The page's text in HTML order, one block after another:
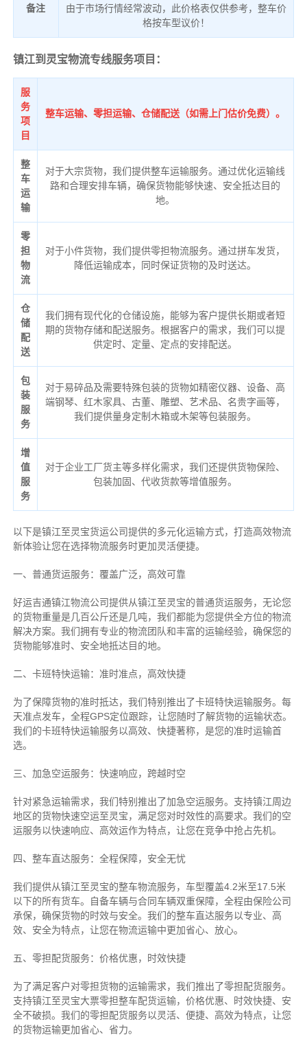
备注
由于市场行情经常波动，此价格表仅供参考，整车价
格按车型议价！
镇江到灵宝物流专线服务项目：
服
务
项
目
整车运输、零担运输、仓储配送（如需上门估价免费）。
整
车
运
输
对于大宗货物，我们提供整车运输服务。通过优化运输线
路和合理安排车辆，确保货物能够快速、安全抵达目的
地。
零
担
物
流
对于小件货物，我们提供零担物流服务。通过拼车发货，
降低运输成本，同时保证货物的及时送达。
仓
储
配
送
我们拥有现代化的仓储设施，能够为客户提供长期或者短
期的货物存储和配送服务。根据客户的需求，我们可以提
供定时、定量、定点的安排配送。
包
装
服
务
对于易碎品及需要特殊包装的货物如精密仪器、设备、高
端钢琴、红木家具、古董、雕塑、艺术品、名贵字画等，
我们提供量身定制木箱或木架等包装服务。
增
值
服
务
对于企业工厂货主等多样化需求，我们还提供货物保险、
包装加固、代收货款等增值服务。
以下是镇江至灵宝货运公司提供的多元化运输方式，打造高效物流
新体验让您在选择物流服务时更加灵活便捷。
一、普通货运服务：覆盖广泛，高效可靠
好运吉通镇江物流公司提供从镇江至灵宝的普通货运服务，无论您
的货物重量是几百公斤还是几吨，我们都能为您提供全方位的物流
解决方案。我们拥有专业的物流团队和丰富的运输经验，确保您的
货物能够准时、安全地抵达目的地。
二、卡班特快运输：准时准点，高效快捷
为了保障货物的准时抵达，我们特别推出了卡班特快运输服务。每
天准点发车，全程GPS定位跟踪，让您随时了解货物的运输状态。
我们的卡班特快运输服务以高效、快捷著称，是您的准时运输首
选。
三、加急空运服务：快速响应，跨越时空
针对紧急运输需求，我们特别推出了加急空运服务。支持镇江周边
地区的货物快速空运至灵宝，满足您对时效性的高要求。我们的空
运服务以快速响应、高效运作为特点，让您在竞争中抢占先机。
四、整车直达服务：全程保障，安全无忧
我们提供从镇江至灵宝的整车物流服务，车型覆盖4.2米至17.5米
以下的所有货车。自备车辆与合同车辆双重保障，全程由保险公司
承保，确保货物的时效与安全。我们的整车直达服务以专业、高
效、安全为特点，让您在物流运输中更加省心、放心。
五、零担配货服务：价格优惠，时效快捷
为了满足客户对零担货物的运输需求，我们推出了零担配货服务。
支持镇江至灵宝大票零担整车配货运输，价格优惠、时效快捷、安
全不破损。我们的零担配货服务以灵活、便捷、高效为特点，让您
的货物运输更加省心、省力。